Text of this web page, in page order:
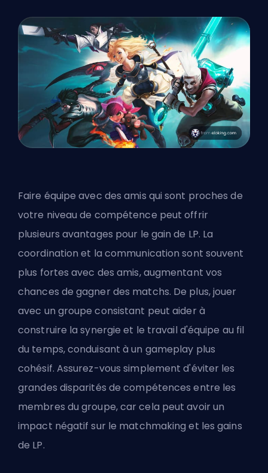
Faire équipe avec des amis qui sont proches de
votre niveau de compétence peut offrir
plusieurs avantages pour le gain de LP. La
coordination et la communication sont souvent
plus fortes avec des amis, augmentant vos
chances de gagner des matchs. De plus, jouer
avec un groupe consistant peut aider à
construire la synergie et le travail d'équipe au fil
du temps, conduisant à un gameplay plus
cohésif. Assurez-vous simplement d'éviter les
grandes disparités de compétences entre les
membres du groupe, car cela peut avoir un
impact négatif sur le matchmaking et les gains
de LP.